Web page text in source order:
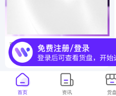
商品定制服务
月销 6000000+
首页 资讯 货盘